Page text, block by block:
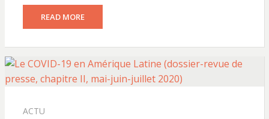
READ MORE
ACTU